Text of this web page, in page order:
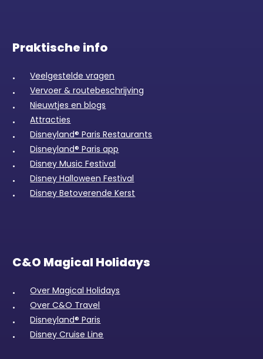
Praktische info
Veelgestelde vragen
Vervoer & routebeschrijving
Nieuwtjes en blogs
Attracties
Disneyland® Paris Restaurants
Disneyland® Paris app
Disney Music Festival
Disney Halloween Festival
Disney Betoverende Kerst
C&O Magical Holidays
Over Magical Holidays
Over C&O Travel
Disneyland® Paris
Disney Cruise Line